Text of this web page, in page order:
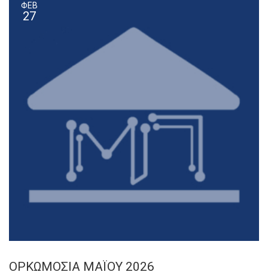
ΦΕΒ
27
ΟΡΚΩΜΟΣΙΑ ΜΑΪΟΥ 2026